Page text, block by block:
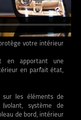
votre intérieur
en apportant une
en parfait état,
sur les éléments de
système de
de bord, intérieur